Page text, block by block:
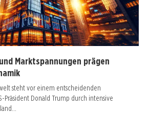
Marktspannungen prägen
steht vor einem entscheidenden
Präsident Donald Trump durch intensive